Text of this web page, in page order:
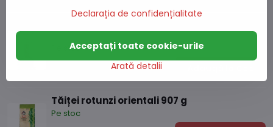
Pe stoc
Tăiței rotunzi orientali 907 g
Pe stoc
Declarația de confidențialitate
Arată detalii
Acceptați toate cookie-urile